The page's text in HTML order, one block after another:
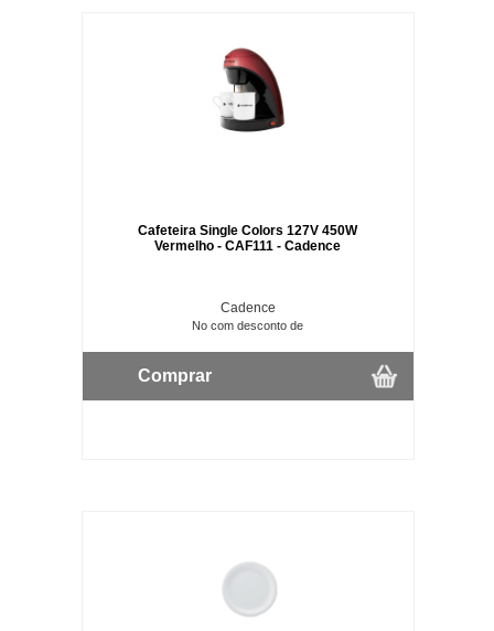
Cafeteira Single Colors 127V 450W
Vermelho - CAF111 - Cadence
Cadence
No com desconto de
Comprar